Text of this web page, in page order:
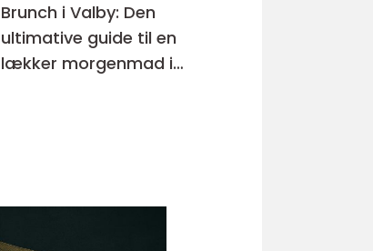
Brunch i Valby: Den
ultimative guide til en
lækker morgenmad i